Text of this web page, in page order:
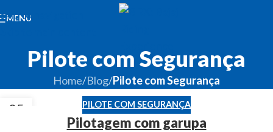
Skip to navigation
MENU
Pilote com Segurança
Home/Blog/Pilote com Segurança
05 PILOTE COM SEGURANÇA
Pilotagem com garupa